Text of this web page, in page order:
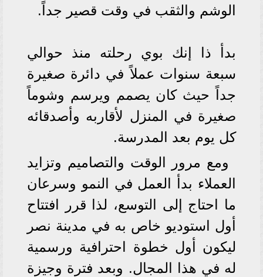
الوشم والثقب في وقت قصير جداً.
بدأ ذا إنك بوي رحلته منذ حوالي
سبعة سنوات عملاً في دائرة صغيرة
جداً حيث كان يصمم ويرسم وشوماً
صغيرة في المنزل لأقاربه وأصدقائه
كل يوم بعد المدرسة.
ومع مرور الوقت والتصاميم وتزايد
العملاء بدأ العمل في النمو وسرعان
ما احتاج إلى التوسع، لذا قرر افتتاح
أول استوديو خاص به في مدينة نصر
ليكون أول خطوة احترافية ورسمية
له في هذا المجال. وبعد فترة وجيزة